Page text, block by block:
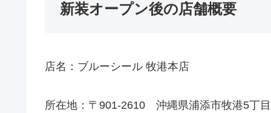
新装オープン後の店舗概要
店名：ブルーシール 牧港本店
所在地：〒901-2610 沖縄県浦添市牧港5丁